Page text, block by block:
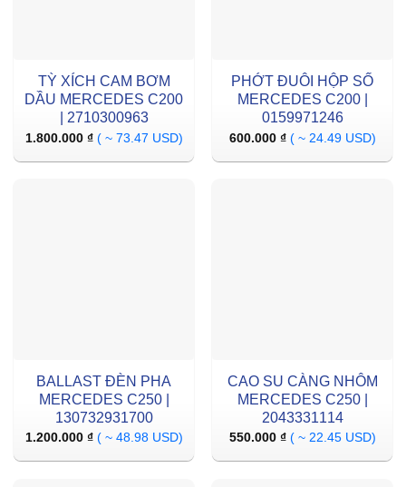
TỲ XÍCH CAM BƠM
DẦU MERCEDES C200
| 2710300963
1.800.000 ₫ ( ~ 73.47 USD)
PHỚT ĐUÔI HỘP SỐ
MERCEDES C200 |
0159971246
600.000 ₫ ( ~ 24.49 USD)
BALLAST ĐÈN PHA
MERCEDES C250 |
130732931700
1.200.000 ₫ ( ~ 48.98 USD)
CAO SU CÀNG NHÔM
MERCEDES C250 |
2043331114
550.000 ₫ ( ~ 22.45 USD)